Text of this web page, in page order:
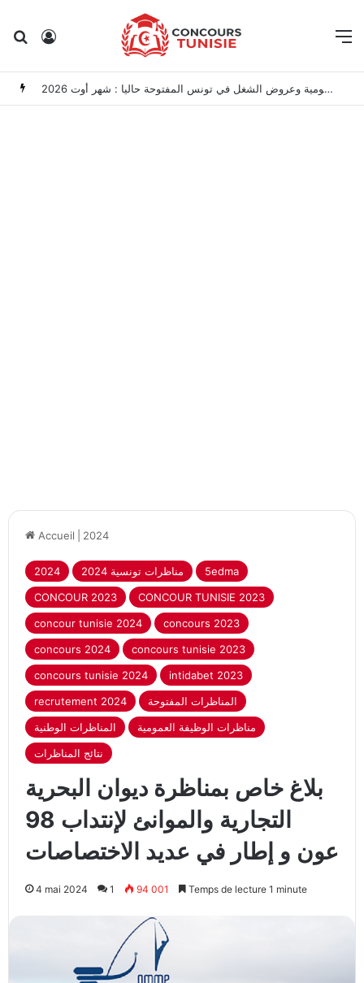
Rechercher
مناظرات الوظيفة العمومية وعروض الشغل في تونس المفتوحة حاليا : شهر أوت 2026
Accueil 2024
2024 2024 مناظرات تونسية
5edma
CONCOUR 2023
CONCOUR TUNISIE 2023
concour tunisie 2024
concours 2023
concours 2024
concours tunisie 2023
concours tunisie 2024
intidabet 2023
recrutement 2024
المناظرات المفتوحة
المناظرات الوطنية
مناظرات الوظيفة العمومية
نتائج المناظرات
بلاغ خاص بمناظرة ديوان البحرية
التجارية والموانئ لإنتداب 98
عون و إطار في عديد الاختصاصات
4 mai 2024 1 94 001 Temps de lecture 1 minute